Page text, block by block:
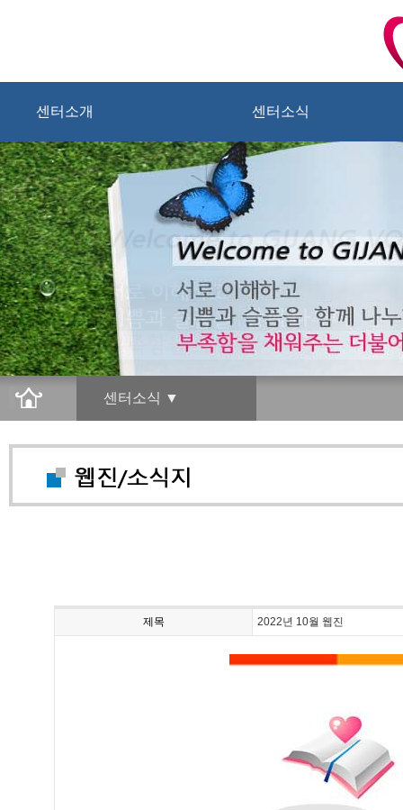
센터소개 센터소식
센터소식 ▼
제목 2022년 10월 웹진